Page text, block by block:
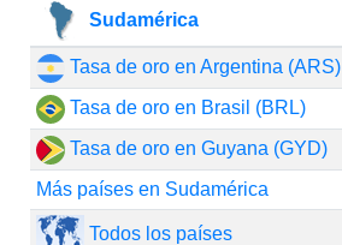
Sudamérica
Tasa de oro en Argentina (ARS)
Tasa de oro en Brasil (BRL)
Tasa de oro en Guyana (GYD)
Más países en Sudamérica
Todos los países